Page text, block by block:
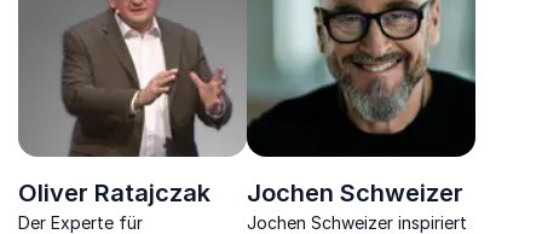
Gastrobranche.
Oliver Ratajczak
Der Experte für
Jochen Schweizer
Jochen Schweizer inspiriert